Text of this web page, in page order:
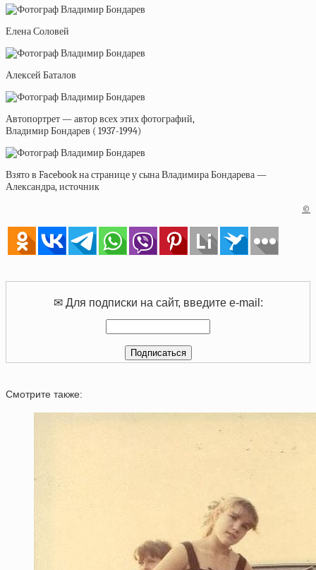
Елена Соловей
Алексей Баталов
Автопортрет — автор всех этих фотографий,
Владимир Бондарев ( 1937-1994)
Взято в Facebook на странице у сына Владимира Бондарева —
Александра, источник
©
✉ Для подписки на сайт, введите e-mail:
Смотрите также: